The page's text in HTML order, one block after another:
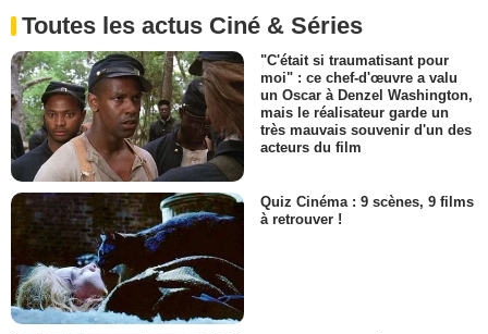
Toutes les actus Ciné & Séries
"C'était si traumatisant pour
moi" : ce chef-d'œuvre a valu
un Oscar à Denzel Washington,
mais le réalisateur garde un
très mauvais souvenir d'un des
acteurs du film
Quiz Cinéma : 9 scènes, 9 films
à retrouver !